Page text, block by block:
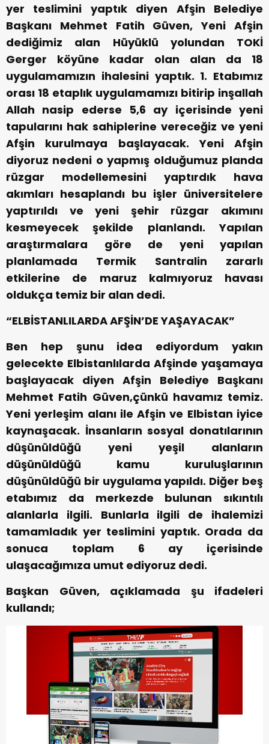
yer teslimini yaptık diyen Afşin Belediye
Başkanı Mehmet Fatih Güven, Yeni Afşin
dediğimiz alan Hüyüklü yolundan TOKİ
Gerger köyüne kadar olan alan da 18
uygulamamızın ihalesini yaptık. 1. Etabımız
orası 18 etaplık uygulamamızı bitirip inşallah
Allah nasip ederse 5,6 ay içerisinde yeni
tapularını hak sahiplerine vereceğiz ve yeni
Afşin kurulmaya başlayacak. Yeni Afşin
diyoruz nedeni o yapmış olduğumuz planda
rüzgar modellemesini yaptırdık hava
akımları hesaplandı bu işler üniversitelere
yaptırıldı ve yeni şehir rüzgar akımını
kesmeyecek şekilde planlandı. Yapılan
araştırmalara göre de yeni yapılan
planlamada Termik Santralin zararlı
etkilerine de maruz kalmıyoruz havası
oldukça temiz bir alan dedi.
“ELBİSTANLILARDA AFŞİN’DE YAŞAYACAK”
Ben hep şunu idea ediyordum yakın
gelecekte Elbistanlılarda Afşinde yaşamaya
başlayacak diyen Afşin Belediye Başkanı
Mehmet Fatih Güven,çünkü havamız temiz.
Yeni yerleşim alanı ile Afşin ve Elbistan iyice
kaynaşacak. İnsanların sosyal donatılarının
düşünüldüğü yeni yeşil alanların
düşünüldüğü kamu kuruluşlarının
düşünüldüğü bir uygulama yapıldı. Diğer beş
etabımız da merkezde bulunan sıkıntılı
alanlarla ilgili. Bunlarla ilgili de ihalemizi
tamamladık yer teslimini yaptık. Orada da
sonuca toplam 6 ay içerisinde
ulaşacağımıza umut ediyoruz dedi.
Başkan Güven, açıklamada şu ifadeleri
kullandı;